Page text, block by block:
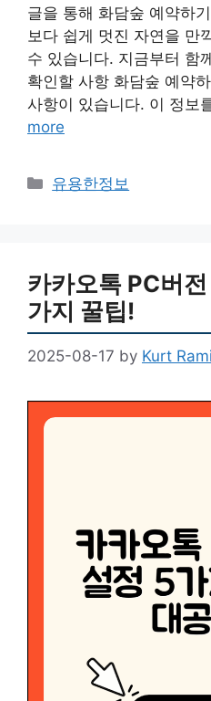
글을 통해 화담숲 예약하
보다 쉽게 멋진 자연을 만
수 있습니다. 지금부터 함
확인할 사항 화담숲 예약
사항이 있습니다. 이 정보
more
Categories
유용한정보
카카오톡 PC버
가지 꿀팁!
2025-08-17 by Kurt